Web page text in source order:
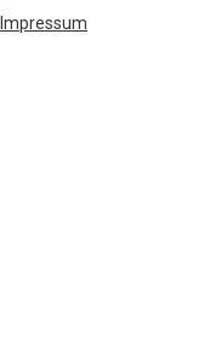
Impressum